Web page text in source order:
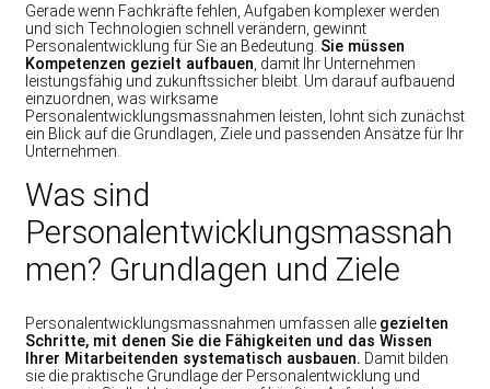
Gerade wenn Fachkräfte fehlen, Aufgaben komplexer werden
und sich Technologien schnell verändern, gewinnt
Personalentwicklung für Sie an Bedeutung. Sie müssen
Kompetenzen gezielt aufbauen , damit Ihr Unternehmen
leistungsfähig und zukunftssicher bleibt. Um darauf aufbauend
einzuordnen, was wirksame
Personalentwicklungsmassnahmen leisten, lohnt sich zunächst
ein Blick auf die Grundlagen, Ziele und passenden Ansätze für Ihr
Unternehmen.
Was sind
Personalentwicklungsmassnah
men? Grundlagen und Ziele
Personalentwicklungsmassnahmen umfassen alle gezielten
Schritte, mit denen Sie die Fähigkeiten und das Wissen
Ihrer Mitarbeitenden systematisch ausbauen. Damit bilden
sie die praktische Grundlage der Personalentwicklung und